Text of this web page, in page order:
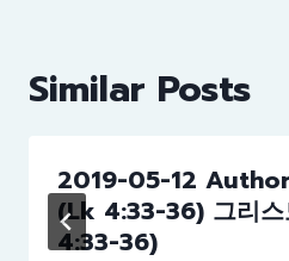
Similar Posts
2019-05-12
(Lk 4:33-36) 그리
4:33-36)